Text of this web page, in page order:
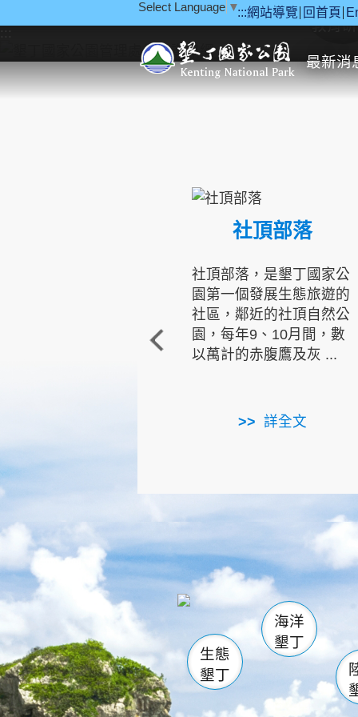
:::網站導覽 回首頁
Select Language ▼
最新消
::: 教育
社頂部落
社頂部落，是墾丁國家公
園第一個發展生態旅遊的
社區，鄰近的社頂自然公
園，每年9、10月間，數
以萬計的赤腹鷹及灰 ...
詳全文
龜山 海生館
恆春
龍鑾潭自
瓊麻館
關山
白砂
生態
墾丁
海洋
墾丁